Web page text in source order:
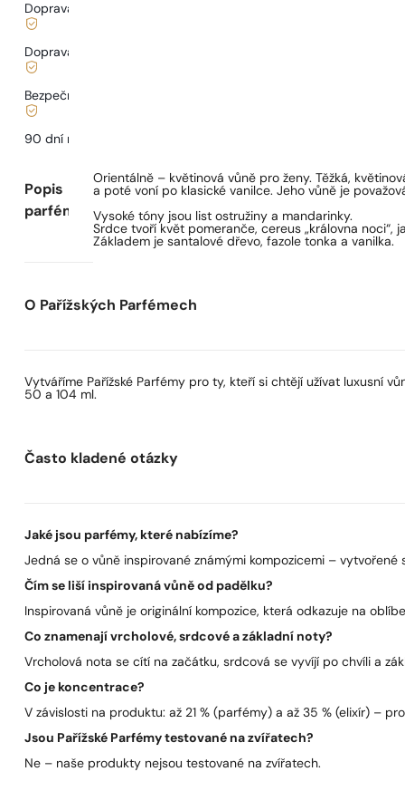
Doprava zdarma od
Doprava od
Bezpečné nakupování a platby
90 dní na
Popis
parfému
Orientálně – květinová vůně pro ženy. Těžká,
a poté voní po klasické vanilce. Jeho vůně je
Vysoké tóny jsou list ostružiny a mandarinky.
Srdce tvoří květ pomeranče, cereus „královna noci“,
Základem je santalové dřevo, fazole tonka a vanilka.
O Pařížských Parfémech
Vytváříme Pařížské Parfémy pro ty, kteří si chtějí užívat luxusní
50 a 104 ml.
Často kladené otázky
Jaké jsou parfémy, které nabízíme?
Jedná se o vůně inspirované známými kompozicemi –
Čím se liší inspirovaná vůně od padělku?
Inspirovaná vůně je originální kompozice, která odkazuje na
Co znamenají vrcholové, srdcové a základní noty?
Vrcholová nota se cítí na začátku, srdcová se vyvíjí po chvíli a
Co je koncentrace?
V závislosti na produktu: až 21 % (parfémy) a až 35 % (elixír) –
Jsou Pařížské Parfémy testované na zvířatech?
Ne – naše produkty nejsou testované na zvířatech.